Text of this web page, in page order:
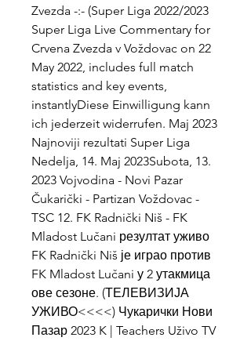
Zvezda -:- (Super Liga 2022/2023
Super Liga Live Commentary for
Crvena Zvezda v Voždovac on 22
May 2022, includes full match
statistics and key events,
instantlyDiese Einwilligung kann
ich jederzeit widerrufen. Maj 2023
Najnoviji rezultati Super Liga
Nedelja, 14. Maj 2023Subota, 13.
2023 Vojvodina - Novi Pazar
Čukarički - Partizan Voždovac -
TSC 12. FK Radnički Niš - FK
Mladost Lučani резултат уживо
FK Radnički Niš је играо против
FK Mladost Lučani у 2 утакмица
ове сезоне. (ТЕЛЕВИЗИЈА
УЖИВО<<<<) Чукарички Нови
Пазар 2023 K | Teachers Uživo TV